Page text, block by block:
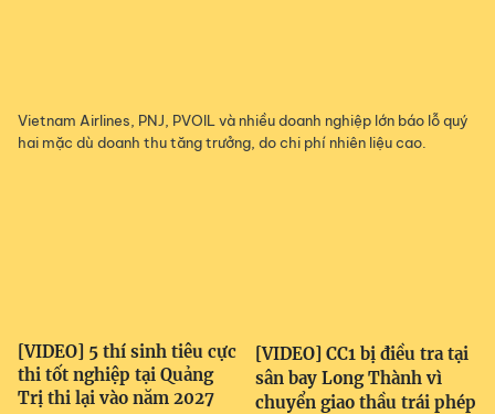
Vietnam Airlines, PNJ, PVOIL và nhiều doanh nghiệp lớn báo lỗ quý
hai mặc dù doanh thu tăng trưởng, do chi phí nhiên liệu cao.
[VIDEO] 5 thí sinh tiêu cực
thi tốt nghiệp tại Quảng
Trị thi lại vào năm 2027
[VIDEO] CC1 bị điều tra tại
sân bay Long Thành vì
chuyển giao thầu trái phép